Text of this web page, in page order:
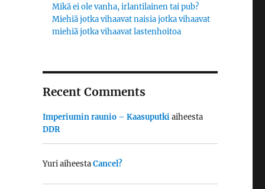
Mikä ei ole vanha, irlantilainen tai pub?
Miehiä jotka vihaavat naisia jotka vihaavat
miehiä jotka vihaavat lastenhoitoa
Recent Comments
Imperiumin raunio – Kaasuputkiaiheesta
DDR
YuriaiheestaCancel?